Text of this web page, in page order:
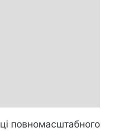
повномасштабного